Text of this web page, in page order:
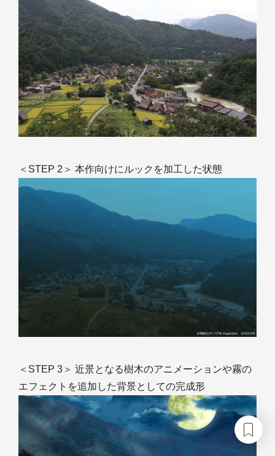
＜STEP 2＞ 本作向けにルックを加工した状態
＜STEP 3＞ 近景となる樹木のアニメーションや霧の
エフェクトを追加した背景としての完成形